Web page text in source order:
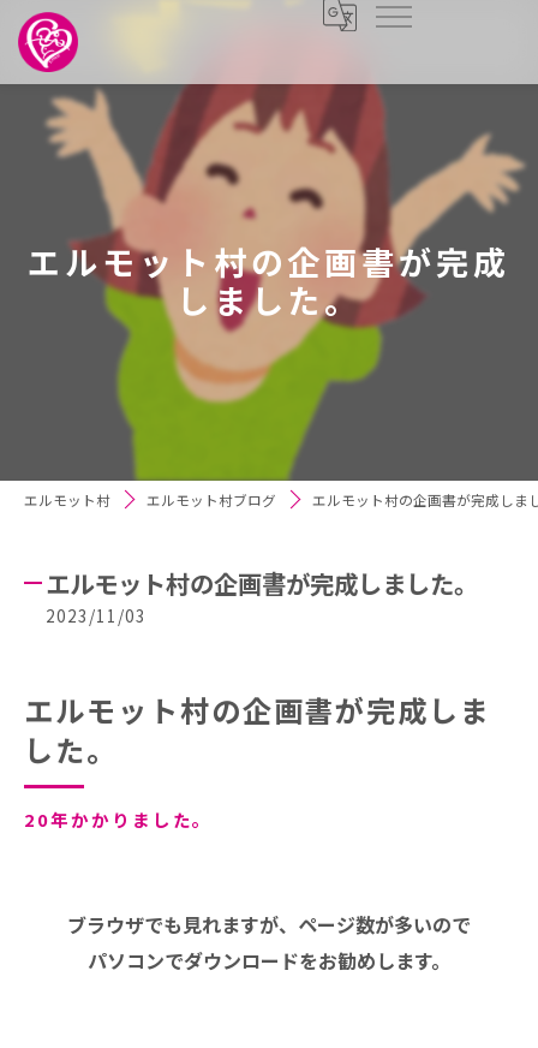
エルモット村の企画書が完成
しました。
エルモット村 エルモット村ブログ エルモット村の企画書が完成しま
エルモット村の企画書が完成しました。
2023/11/03
エルモット村の企画書が完成しま
した。
20年かかりました。
ブラウザでも見れますが、ページ数が多いので
パソコンでダウンロードをお勧めします。